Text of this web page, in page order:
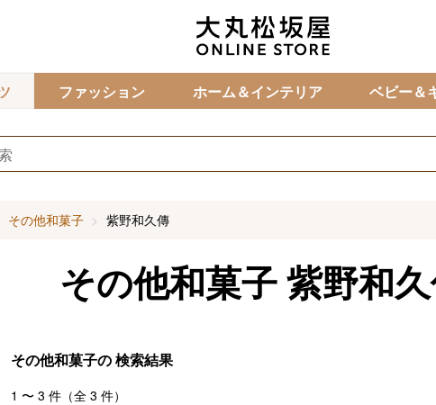
ファッション ホーム＆インテリア ベビー＆
その他和菓子 紫野和久傳
その他和菓子 紫野和
その他和菓子の検索結果
1 〜 3 件（全 3 件）